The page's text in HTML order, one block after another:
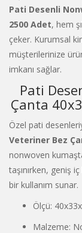
Pati Desenli
2500 Adet, hem
çeker. Kurumsal
müşterilerinize
imkanı sağlar.
Pati
Çanta
Özel pati
Veteriner Bez
nonwoven
taşınırken, geniş
bir kullanım sunar.
Ölçü:
Malzeme: